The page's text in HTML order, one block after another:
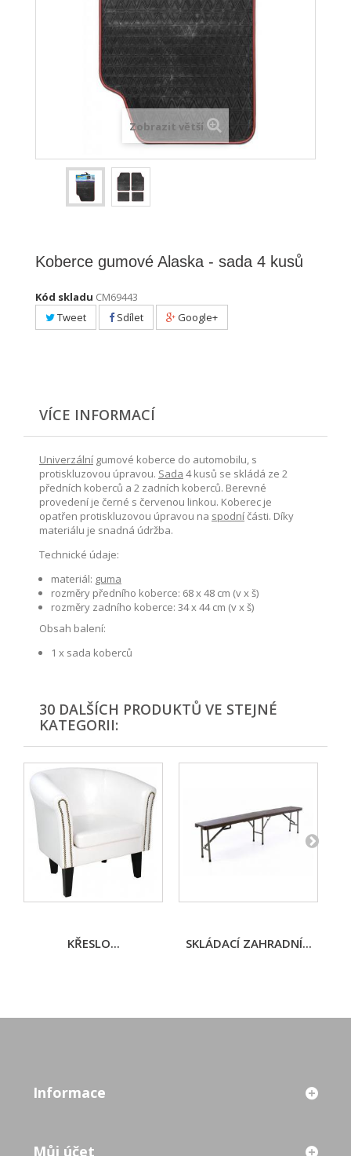
Zobrazit větší
Koberce gumové Alaska - sada 4 kusů
Kód skladu CM69443
Tweet
Sdílet Google+
VÍCE INFORMACÍ
Univerzální gumové koberce do automobilu, s
protiskluzovou úpravou. Sada 4 kusů se skládá ze 2
předních koberců a 2 zadních koberců. Berevné
provedení je černé s červenou linkou. Koberec je
opatřen protiskluzovou úpravou na spodníčásti. Díky
materiálu je snadná údržba.
Technické údaje:
materiál: guma
rozměry předního koberce: 68 x 48 cm (v x š)
rozměry zadního koberce: 34 x 44 cm (v x š)
Obsah balení:
1 x sada koberců
30 DALŠÍCH PRODUKTŮ VE STEJNÉ
KATEGORII:
KŘESLO... SKLÁDACÍ ZAHRADNÍ...
Informace
Můj účet